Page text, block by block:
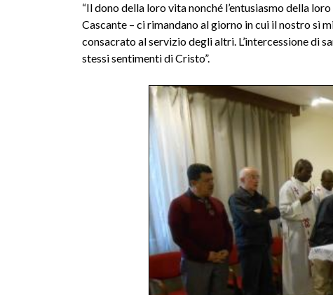
“Il dono della loro vita nonché l’entusiasmo della
Cascante – ci rimandano al giorno in cui il nostro sì
consacrato al servizio degli altri. L’intercessione di
stessi sentimenti di Cristo”.